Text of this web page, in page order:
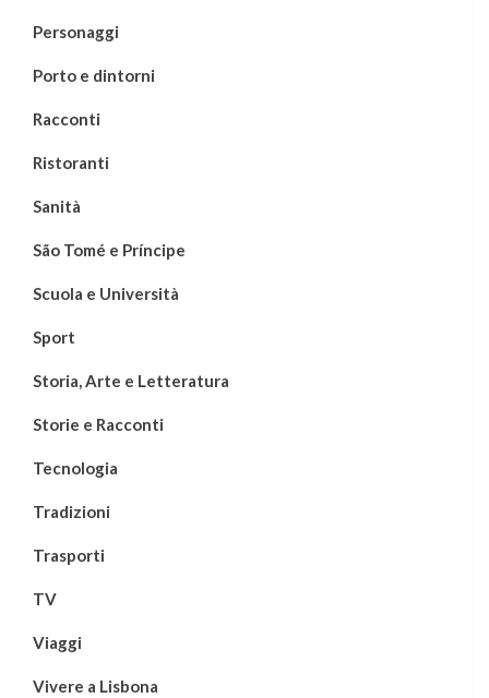
Personaggi
Porto e dintorni
Racconti
Ristoranti
Sanità
São Tomé e Príncipe
Scuola e Università
Sport
Storia, Arte e Letteratura
Storie e Racconti
Tecnologia
Tradizioni
Trasporti
TV
Viaggi
Vivere a Lisbona